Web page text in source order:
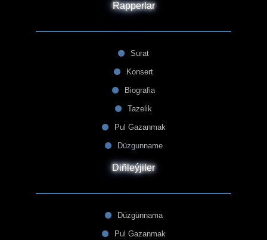
Rapperlar
Surat
Konsert
Biografia
Tazelik
Pul Gazanmak
Düzgunname
Diñleýjiler
Düzgünnama
Pul Gazanmak